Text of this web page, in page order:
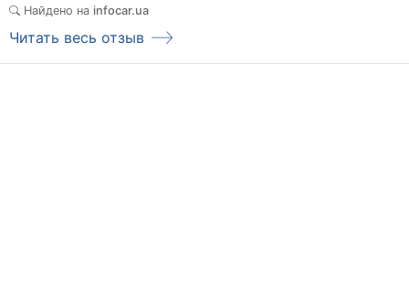
Найдено на infocar.ua
Читать весь отзыв